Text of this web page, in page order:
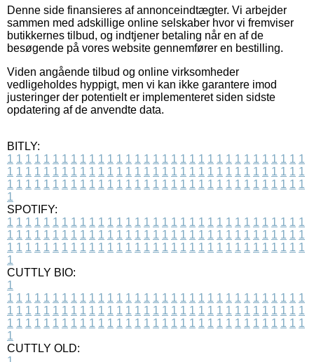
Denne side finansieres af annonceindtægter. Vi arbejder
sammen med adskillige online selskaber hvor vi fremviser
butikkernes tilbud, og indtjener betaling når en af de
besøgende på vores website gennemfører en bestilling.
Viden angående tilbud og online virksomheder
vedligeholdes hyppigt, men vi kan ikke garantere imod
justeringer der potentielt er implementeret siden sidste
opdatering af de anvendte data.
BITLY:
1 1 1 1 1 1 1 1 1 1 1 1 1 1 1 1 1 1 1 1 1 1 1 1 1 1 1 1 1 1 1 1 1
1 1 1 1 1 1 1 1 1 1 1 1 1 1 1 1 1 1 1 1 1 1 1 1 1 1 1 1 1 1 1 1 1
1 1 1 1 1 1 1 1 1 1 1 1 1 1 1 1 1 1 1 1 1 1 1 1 1 1 1 1 1 1 1 1 1
1
SPOTIFY:
1 1 1 1 1 1 1 1 1 1 1 1 1 1 1 1 1 1 1 1 1 1 1 1 1 1 1 1 1 1 1 1 1
1 1 1 1 1 1 1 1 1 1 1 1 1 1 1 1 1 1 1 1 1 1 1 1 1 1 1 1 1 1 1 1 1
1 1 1 1 1 1 1 1 1 1 1 1 1 1 1 1 1 1 1 1 1 1 1 1 1 1 1 1 1 1 1 1 1
1
CUTTLY BIO:
1
1 1 1 1 1 1 1 1 1 1 1 1 1 1 1 1 1 1 1 1 1 1 1 1 1 1 1 1 1 1 1 1 1
1 1 1 1 1 1 1 1 1 1 1 1 1 1 1 1 1 1 1 1 1 1 1 1 1 1 1 1 1 1 1 1 1
1 1 1 1 1 1 1 1 1 1 1 1 1 1 1 1 1 1 1 1 1 1 1 1 1 1 1 1 1 1 1 1 1
1
CUTTLY OLD: